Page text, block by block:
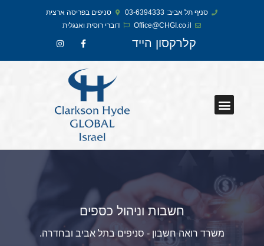
סניף תל אביב: 03-6394333
סניפים בפריסה ארצית
Office@CHGI.co.il
דוברי רוסית ואנגלית​
קלרקסון הייד
חשבות וניהול כספים
משרד רואה חשבון - סניפים בתל אביב ובחדרה.